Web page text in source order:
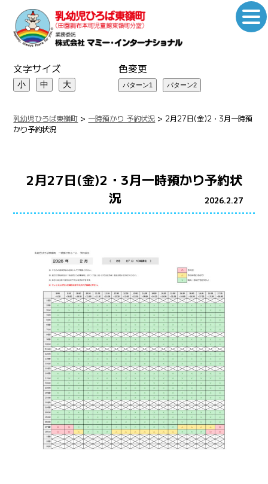
文字サイズ
小 中 大
色変更
乳幼児ひろば東嶺町 > 一時預かり 予約状況 > 2月27日(金)2・3月一時預
かり予約状況
2月27日(金)2・3月一時預かり予約状
況
2026.2.27